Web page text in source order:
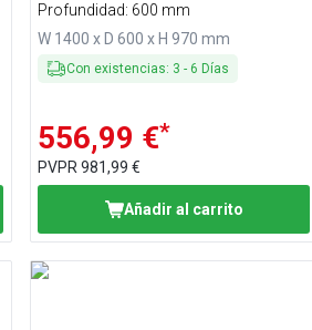
Profundidad: 600 mm
W 1400 x D 600 x H 970 mm
Con existencias: 3 - 6 Días
556,99 €*
PVPR981,99 €
Añadir al carrito